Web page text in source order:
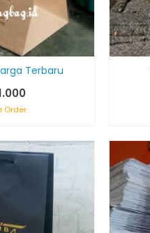
Terbaru
Order